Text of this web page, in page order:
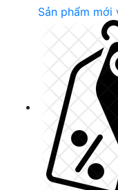
Sản phẩm mới